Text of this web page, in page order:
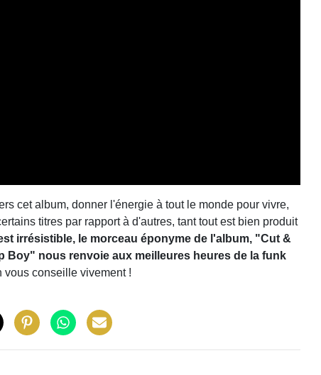
cet album, donner l'énergie à tout le monde pour vivre,
titres par rapport à d'autres, tant tout est bien produit
irrésistible, le morceau éponyme de l'album, "Cut &
Boy" nous renvoie aux meilleures heures de la funk
vous conseille vivement !